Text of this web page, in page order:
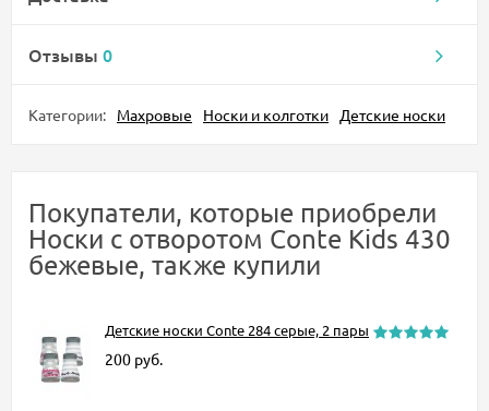
Отзывы 0
Категории: Махровые Носки и колготки Детские носки
Покупатели, которые приобрели
Носки с отворотом Conte Kids 430
бежевые, также купили
Детские носки Conte 284 серые, 2 пары
200 руб.